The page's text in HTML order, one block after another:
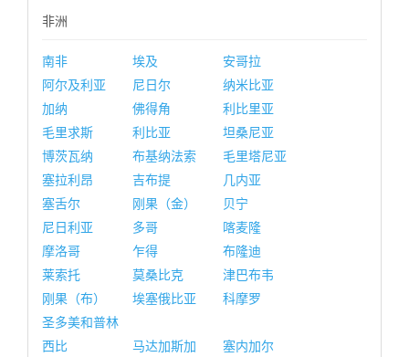
非洲
南非 埃及
安哥拉
阿尔及利亚
尼日尔
纳米比亚
加纳
佛得角
利比里亚
毛里求斯
利比亚
坦桑尼亚
博茨瓦纳
布基纳法索
毛里塔尼亚
塞拉利昂
吉布提
几内亚
塞舌尔
刚果（金）
贝宁
尼日利亚
多哥
喀麦隆
摩洛哥
乍得
布隆迪
莱索托
莫桑比克
津巴布韦
刚果（布）
埃塞俄比亚
科摩罗
圣多美和普林
西比
马达加斯加 塞内加尔